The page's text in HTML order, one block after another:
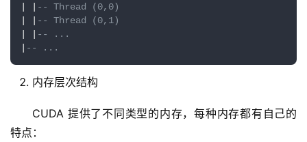
| | -- Thread (0,0)
| | -- Thread (0,1)
| | -- ...
| -- ...
内存层次结构
CUDA 提供了不同类型的内存，每种内存都有自己的
特点：